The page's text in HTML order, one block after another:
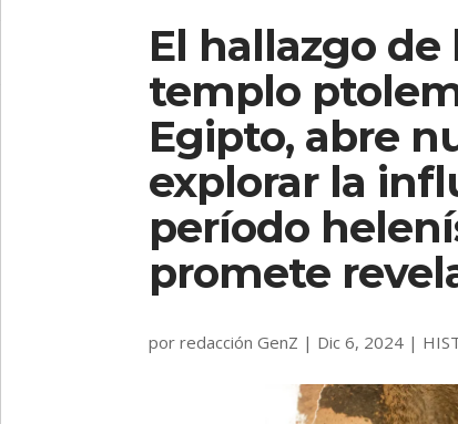
El hallazgo
templo
Egipto, abre
explorar la
período
promete
porredacción GenZ | Dic 6, 2024 |